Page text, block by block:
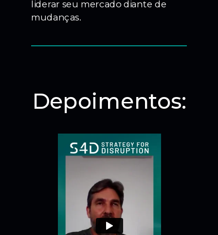
liderar seu mercado diante de
mudanças.
Depoimentos: